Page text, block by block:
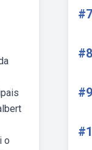
o
#7
#8
#9